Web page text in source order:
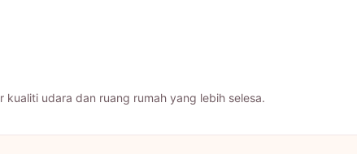
kualiti udara dan ruang rumah yang lebih selesa.